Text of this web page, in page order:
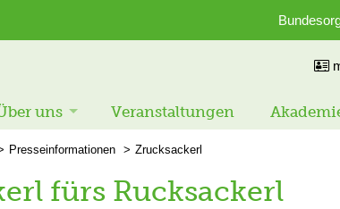
uns Veranstaltungen
Presseinformationen Zrucksackerl
fürs Rucksackerl